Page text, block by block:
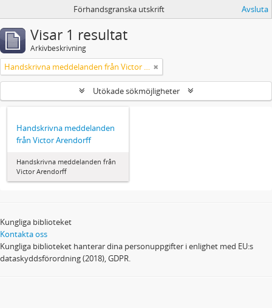
Förhandsgranska utskrift Avsluta
Visar 1 resultat
Arkivbeskrivning
Handskrivna meddelanden från Victor Arendorff
Utökade sökmöjligheter
Handskrivna meddelanden
från Victor Arendorff
Handskrivna meddelanden från
Victor Arendorff
Kungliga biblioteket
Kontakta oss
Kungliga biblioteket hanterar dina personuppgifter i enlighet med EU:s
dataskyddsförordning (2018), GDPR.